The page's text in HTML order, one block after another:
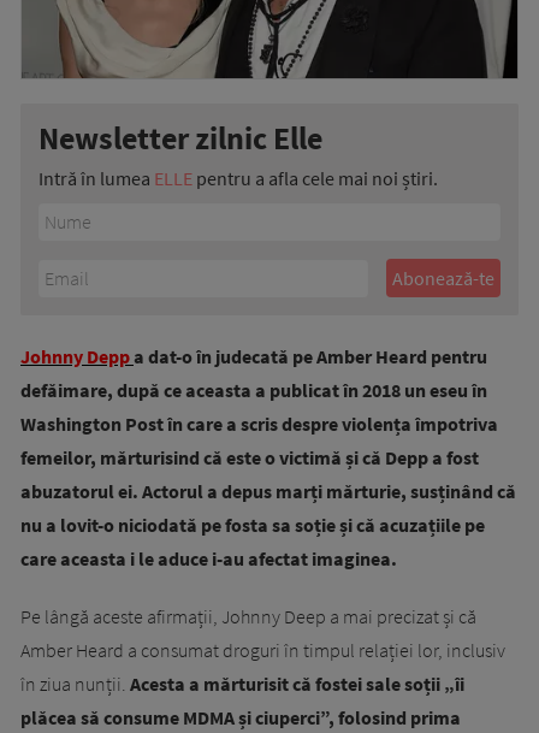
Newsletter zilnic Elle
Intră în lumea ELLE pentru a afla cele mai noi știri.
Johnny Depp a dat-o în judecată pe Amber Heard pentru
defăimare, după ce aceasta a publicat în 2018 un eseu în
Washington Post în care a scris despre violența împotriva
femeilor, mărturisind că este o victimă și că Depp a fost
abuzatorul ei. Actorul a depus marți mărturie, susținând că
nu a lovit-o niciodată pe fosta sa soție și că acuzațiile pe
care aceasta i le aduce i-au afectat imaginea.
Pe lângă aceste afirmații, Johnny Deep a mai precizat și că
Amber Heard a consumat droguri în timpul relației lor, inclusiv
în ziua nunții. Acesta a mărturisit că fostei sale soții „îi
plăcea să consume MDMA și ciuperci”, folosind prima